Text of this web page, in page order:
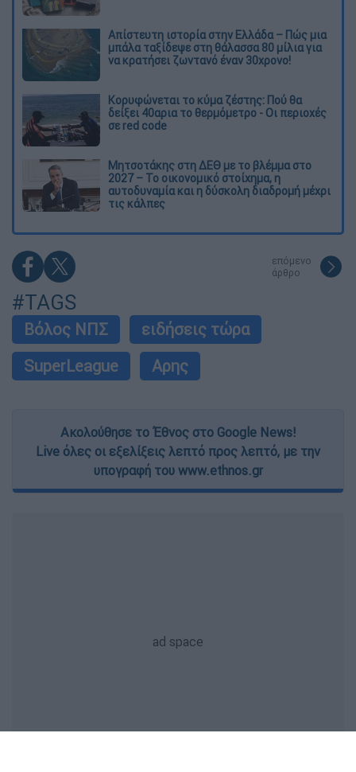
Απίστευτη ιστορία στην Ελλάδα – Πώς μια
μπάλα ταξίδεψε στη θάλασσα 80 μίλια για
να κρατήσει ζωντανό έναν 30χρονο!
Κορυφώνεται το κύμα ζέστης: Πού θα
δείξει 40αρια το θερμόμετρο - Οι περιοχές
σε red code
Μητσοτάκης στη ΔΕΘ με το βλέμμα στο
2027 – Το οικονομικό στοίχημα, η
αυτοδυναμία και η δύσκολη διαδρομή μέχρι
τις κάλπες
επόμενο
άρθρο
#TAGS
Βόλος ΝΠΣ
ειδήσεις τώρα
SuperLeague
Αρης
Ακολούθησε το Έθνος στο Google News!
Live όλες οι εξελίξεις λεπτό προς λεπτό, με την
υπογραφή του www.ethnos.gr